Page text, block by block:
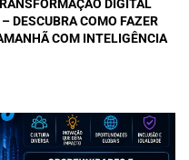
DIGITAL
DESCUBRA COMO FAZER
COM INTELIGÊNCIA